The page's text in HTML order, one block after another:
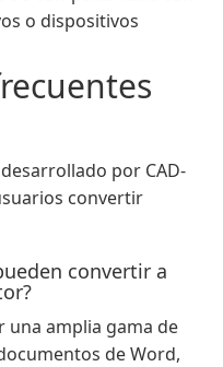
o dispositivos
por CAD-
convertir
convertir a
una amplia gama de
de Word,